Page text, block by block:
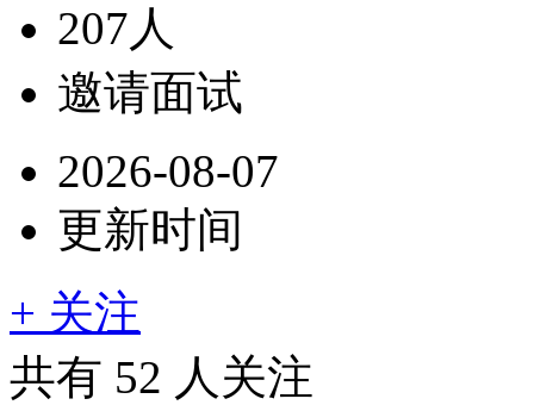
207人
邀请面试
2026-08-07
更新时间
+ 关注
共有 52 人关注